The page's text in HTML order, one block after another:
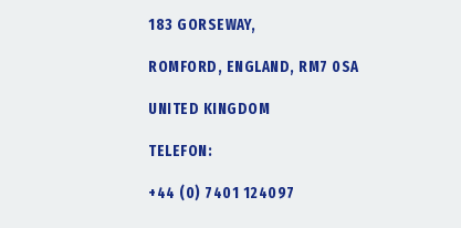
183 GORSEWAY,
ROMFORD, ENGLAND, RM7 0SA
UNITED KINGDOM
TELEFON:
+44 (0) 7401 124097